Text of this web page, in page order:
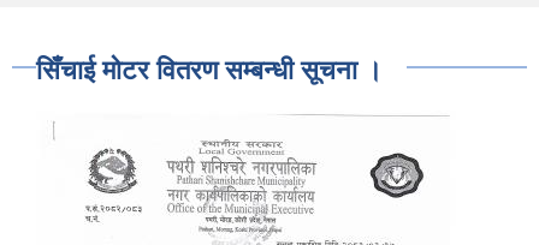
सिँचाई मोटर वितरण सम्बन्धी सूचना ।